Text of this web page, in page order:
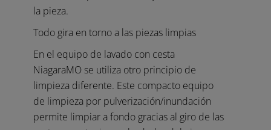
la pieza.
Todo gira en torno a las piezas limpias
En el equipo de lavado con cesta
NiagaraMO se utiliza otro principio de
limpieza diferente. Este compacto equipo
de limpieza por pulverización/inundación
permite limpiar a fondo gracias al giro de las